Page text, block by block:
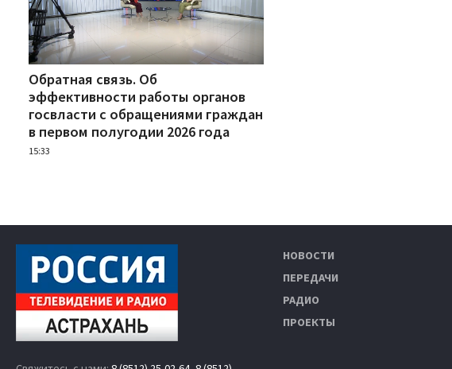
Обратная связь. Об
эффективности работы органов
госвласти с обращениями граждан
в первом полугодии 2026 года
15:33
НОВОСТИ
ПЕРЕДАЧИ
РАДИО
ПРОЕКТЫ